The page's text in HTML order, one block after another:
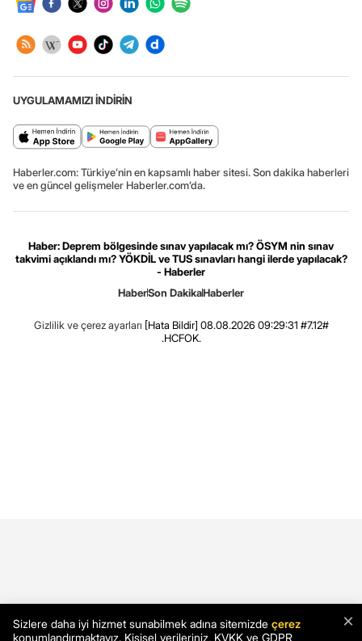
UYGULAMAMIZI İNDİRİN
Haberler.com: Türkiye’nin en kapsamlı haber sitesi. Son dakika haberleri
ve en güncel gelişmeler Haberler.com’da.
Haber: Deprem bölgesinde sınav yapılacak mı? ÖSYM nin sınav
takvimi açıklandı mı? YÖKDİL ve TUS sınavları hangi ilerde yapılacak?
- Haberler
HaberSon DakikaHaberler
Gizlilik ve çerez ayarları [Hata Bildir] 08.08.2026 09:29:31 #7.12#
.HCFOK.
×
Sizlere daha iyi hizmet sunabilmek adına sitemizde çerez
konumlandırmaktayız. Kişisel verileriniz, KVKK ve GDPR